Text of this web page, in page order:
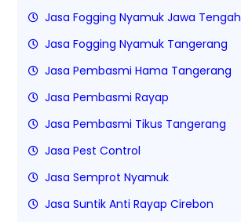
Jasa Fogging Nyamuk Jawa Tengah
Jasa Fogging Nyamuk Tangerang
Jasa Pembasmi Hama Tangerang
Jasa Pembasmi Rayap
Jasa Pembasmi Tikus Tangerang
Jasa Pest Control
Jasa Semprot Nyamuk
Jasa Suntik Anti Rayap Cirebon